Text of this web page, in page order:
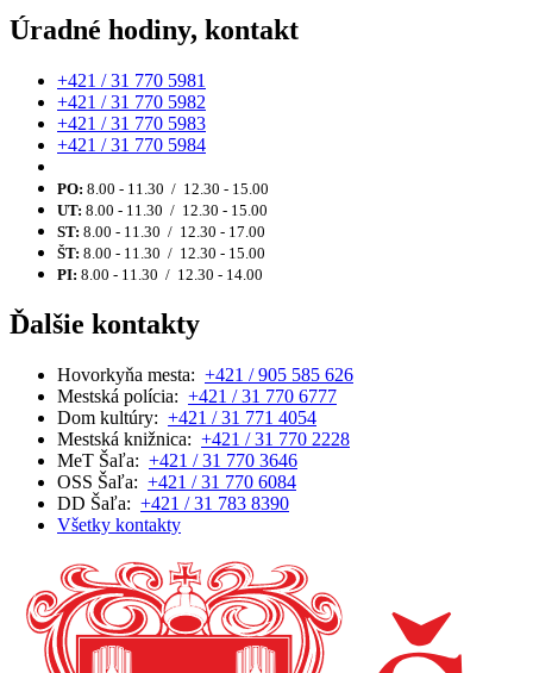
Úradné hodiny, kontakt
+421 / 31 770 5981
+421 / 31 770 5982
+421 / 31 770 5983
+421 / 31 770 5984
PO: 8.00 - 11.30 / 12.30 - 15.00
UT: 8.00 - 11.30 / 12.30 - 15.00
ST: 8.00 - 11.30 / 12.30 - 17.00
ŠT: 8.00 - 11.30 / 12.30 - 15.00
PI: 8.00 - 11.30 / 12.30 - 14.00
Ďalšie kontakty
Hovorkyňa mesta: +421 / 905 585 626
Mestská polícia: +421 / 31 770 6777
Dom kultúry: +421 / 31 771 4054
Mestská knižnica: +421 / 31 770 2228
MeT Šaľa: +421 / 31 770 3646
OSS Šaľa: +421 / 31 770 6084
DD Šaľa: +421 / 31 783 8390
Všetky kontakty